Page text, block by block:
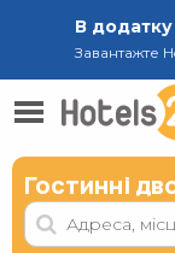
В
Завантажте
Гостинні